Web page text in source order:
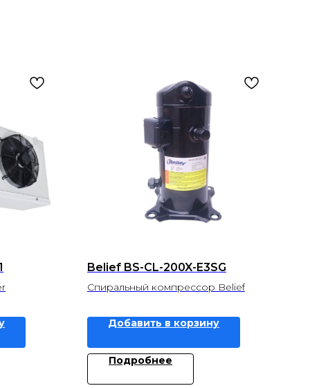
Belief BS-CL-200X-E3SG
Спиральный компрессор Belief
Добавить в корзину
Подробнее